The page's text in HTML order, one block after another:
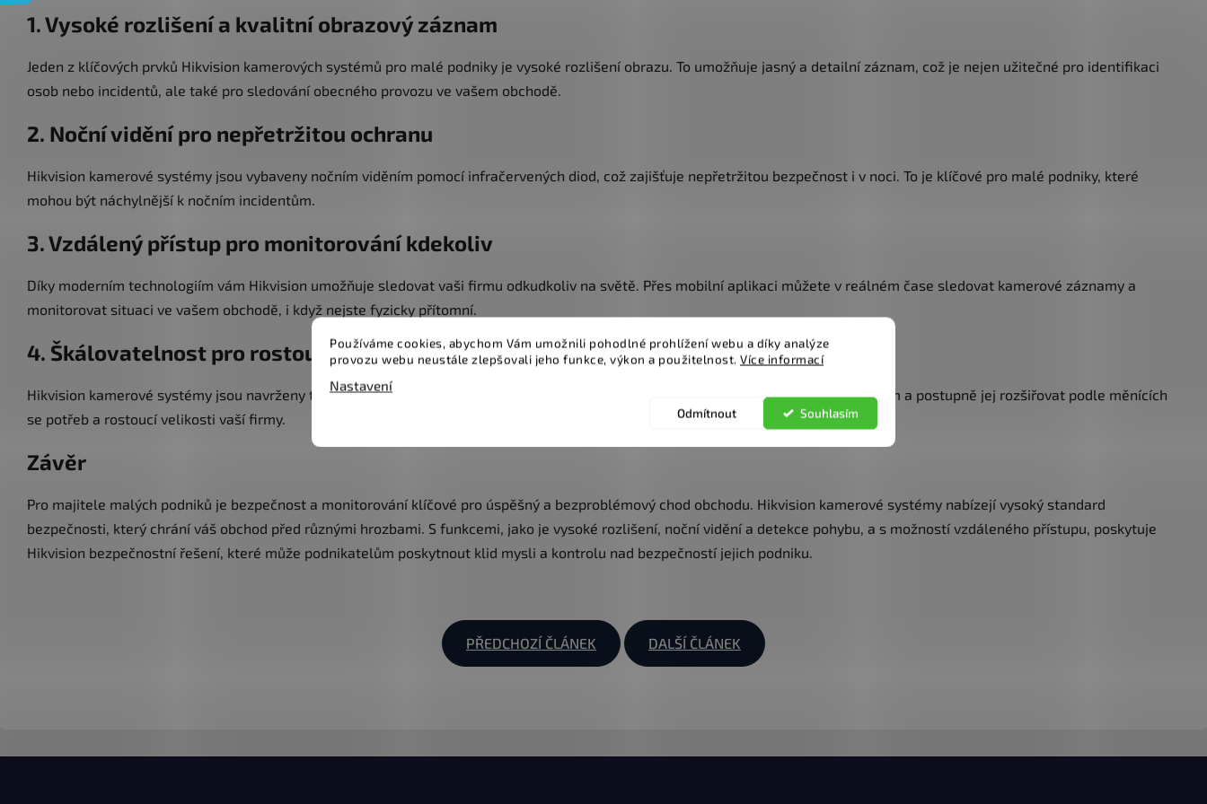
Používáme cookies, abychom Vám umožnili pohodlné prohlížení webu a díky analýze
provozu webu neustále zlepšovali jeho funkce, výkon a použitelnost. Více informací
Nastavení
Odmítnout Souhlasím
1.Vysoké rozlišení a kvalitní obrazový záznam
Jeden z klíčových prvků Hikvision kamerových systémů pro malé podniky je vysoké rozlišení obrazu. To umožňuje jasný a detailní záznam, což je nejen užitečné pro identifikaci
osob nebo incidentů, ale také pro sledování obecného provozu ve vašem obchodě.
2. Noční vidění pro nepřetržitou ochranu
Hikvision kamerové systémy jsou vybaveny nočním viděním pomocí infračervených diod, což zajišťuje nepřetržitou bezpečnost i v noci. To je klíčové pro malé podniky, které
mohou být náchylnější k nočním incidentům.
3.Vzdálený přístup pro monitorování kdekoliv
Díky moderním technologiím vám Hikvision umožňuje sledovat vaši firmu odkudkoliv na světě. Přes mobilní aplikaci můžete v reálném čase sledovat kamerové záznamy a
monitorovat situaci ve vašem obchodě, i když nejste fyzicky přítomní.
4. Škálovatelnost pro rostoucí potřeby
Hikvision kamerové systémy jsou navrženy tak, aby byly skalovatelné podle potřeb vašeho podniku. Můžete začít s menším systémem a postupně jej rozšiřovat podle měnících
se potřeb a rostoucí velikosti vaší firmy.
Závěr
Pro majitele malých podniků je bezpečnost a monitorování klíčové pro úspěšný a bezproblémový chod obchodu. Hikvision kamerové systémy nabízejí vysoký standard
bezpečnosti, který chrání váš obchod před různými hrozbami. S funkcemi, jako je vysoké rozlišení, noční vidění a detekce pohybu, a s možností vzdáleného přístupu, poskytuje
Hikvision bezpečnostní řešení, které může podnikatelům poskytnout klid mysli a kontrolu nad bezpečností jejich podniku.
PŘEDCHOZÍ ČLÁNEK DALŠÍ ČLÁNEK